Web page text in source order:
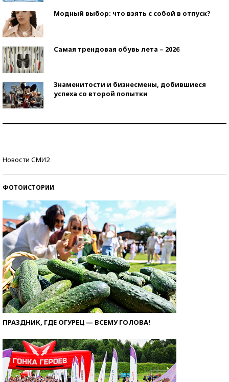
Модный выбор: что взять с собой в отпуск?
Самая трендовая обувь лета – 2026
Знаменитости и бизнесмены, добившиеся
успеха со второй попытки
Новости СМИ2
ФОТОИСТОРИИ
ПРАЗДНИК, ГДЕ ОГУРЕЦ — ВСЕМУ ГОЛОВА!